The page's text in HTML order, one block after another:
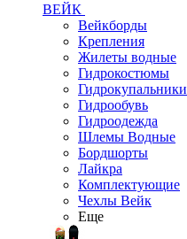
ВЕЙК
Вейкборды
Крепления
Жилеты водные
Гидрокостюмы
Гидрокупальники
Гидрообувь
Гидроодежда
Шлемы Водные
Бордшорты
Лайкра
Комплектующие
Чехлы Вейк
Еще